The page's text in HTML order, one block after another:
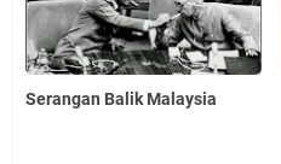
Serangan Balik Malaysia